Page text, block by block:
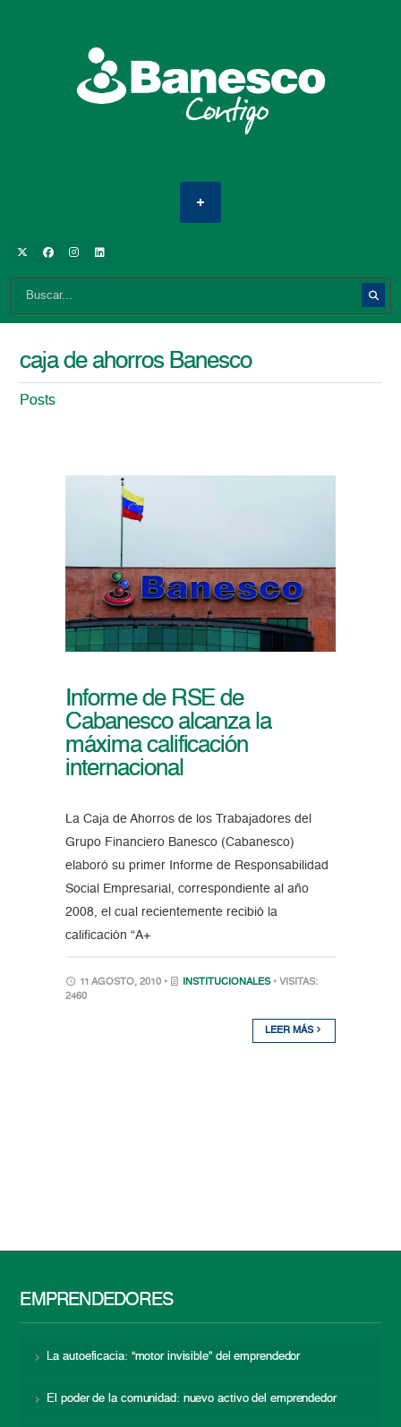
caja de ahorros Banesco
Posts
Informe de RSE de
Cabanesco alcanza la
máxima calificación
internacional
La Caja de Ahorros de los Trabajadores del
Grupo Financiero Banesco (Cabanesco)
elaboró su primer Informe de Responsabilidad
Social Empresarial, correspondiente al año
2008, el cual recientemente recibió la
calificación “A+
11 AGOSTO, 2010 • INSTITUCIONALES • VISITAS:
2460
LEER MÁS
EMPRENDEDORES
La autoeficacia: “motor invisible” del emprendedor
El poder de la comunidad: nuevo activo del emprendedor